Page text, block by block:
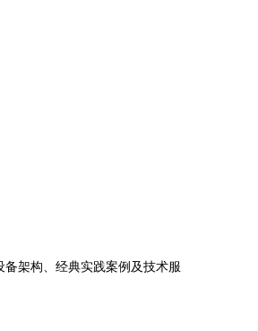
架构、经典实践案例及技术服